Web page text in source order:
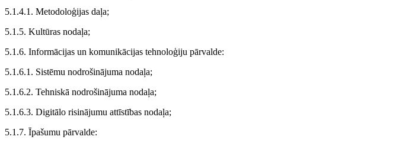
5.1.4.1. Metodoloģijas daļa;
5.1.5. Kultūras nodaļa;
5.1.6. Informācijas un komunikācijas tehnoloģiju pārvalde:
5.1.6.1. Sistēmu nodrošinājuma nodaļa;
5.1.6.2. Tehniskā nodrošinājuma nodaļa;
5.1.6.3. Digitālo risinājumu attīstības nodaļa;
5.1.7. Īpašumu pārvalde: